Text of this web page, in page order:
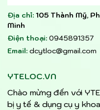
Địa chỉ: 105 Thành Mỹ,
Minh
Điện thoại: 0945891357
Email: dcytloc@gmail.com
YTELOC.VN
Chào mừng đến với
bị y tế & dụng cụ y